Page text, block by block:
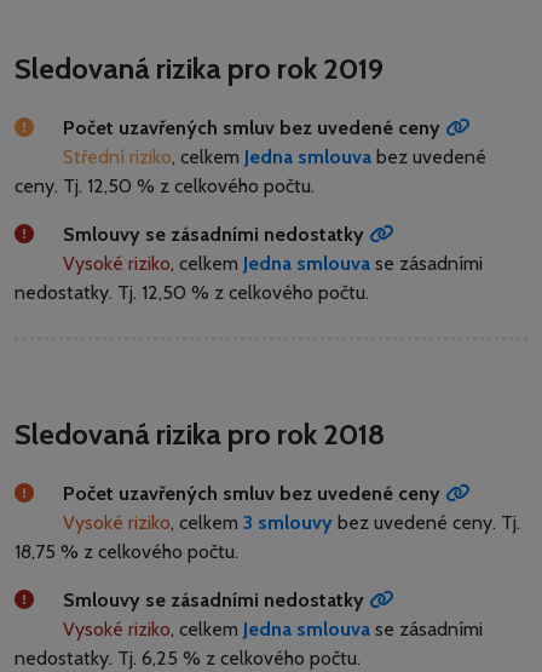
Sledovaná rizika pro rok 2019
Počet uzavřených smluv bez uvedené ceny
Střední riziko, celkem Jedna smlouva bez uvedené
ceny. Tj. 12,50 % z celkového počtu.
Smlouvy se zásadními nedostatky
Vysoké riziko, celkem Jedna smlouva se zásadními
nedostatky. Tj. 12,50 % z celkového počtu.
Sledovaná rizika pro rok 2018
Počet uzavřených smluv bez uvedené ceny
Vysoké riziko, celkem 3 smlouvy bez uvedené ceny. Tj.
18,75 % z celkového počtu.
Smlouvy se zásadními nedostatky
Vysoké riziko, celkem Jedna smlouva se zásadními
nedostatky. Tj. 6,25 % z celkového počtu.